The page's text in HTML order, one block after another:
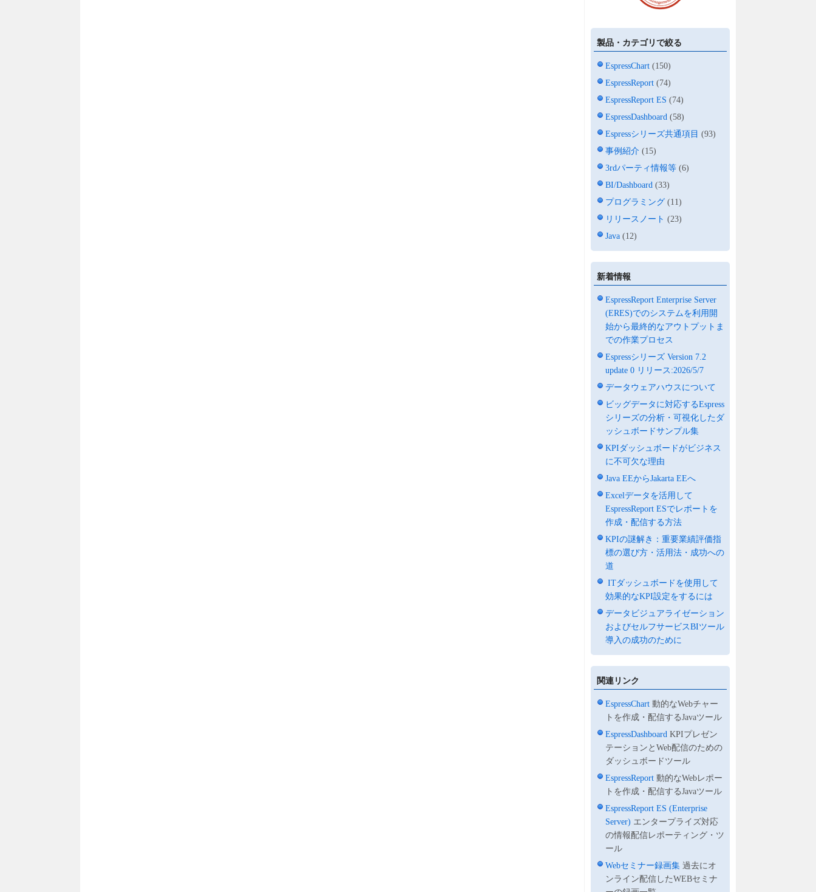
製品・カテゴリで絞る
EspressChart (150)
EspressReport (74)
EspressReport ES (74)
EspressDashboard (58)
Espressシリーズ共通項目 (93)
事例紹介 (15)
3rdパーティ情報等 (6)
BI/Dashboard (33)
プログラミング (11)
リリースノート (23)
Java (12)
新着情報
EspressReport Enterprise Server
(ERES)でのシステムを利用開
始から最終的なアウトプットま
での作業プロセス
Espressシリーズ Version 7.2
update 0 リリース:2026/5/7
データウェアハウスについて
ビッグデータに対応するEspress
シリーズの分析・可視化したダ
ッシュボードサンプル集
KPIダッシュボードがビジネス
に不可欠な理由
Java EEからJakarta EEへ
Excelデータを活用して
EspressReport ESでレポートを
作成・配信する方法
KPIの謎解き：重要業績評価指
標の選び方・活用法・成功への
道
ITダッシュボードを使用して
効果的なKPI設定をするには
データビジュアライゼーション
およびセルフサービスBIツール
導入の成功のために
関連リンク
EspressChart 動的なWebチャー
トを作成・配信するJavaツール
EspressDashboard KPIプレゼン
テーションとWeb配信のための
ダッシュボードツール
EspressReport 動的なWebレポー
トを作成・配信するJavaツール
EspressReport ES (Enterprise
Server) エンタープライズ対応
の情報配信レポーティング・ツ
ール
Webセミナー録画集 過去にオ
ンライン配信したWEBセミナ